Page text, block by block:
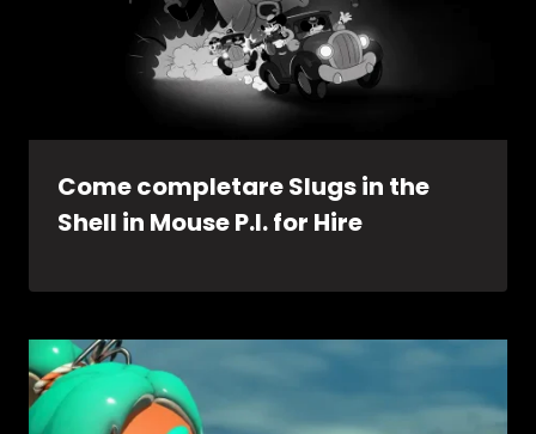
Come completare Slugs in the
Shell in Mouse P.I. for Hire